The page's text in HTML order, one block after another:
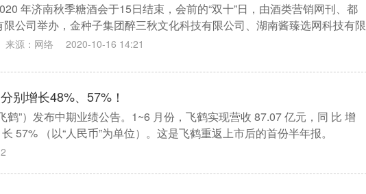
年济南秋季糖酒会于15日结束，会前的“双十”日，由酒类营销网刊、都
公司举办，金种子集团醉三秋文化科技有限公司、湖南酱臻选网科技有限
链合伙营销模式论坛在济南智选酒店举行。
来源： 网络 2020-10-16 14:21
别增长48%、57%！
”）发布中期业绩公告。1~6 月份，飞鹤实现营收 87.07 亿元，同 比 增
57% （以“人民币”为单位）。这是飞鹤重返上市后的首份半年报。